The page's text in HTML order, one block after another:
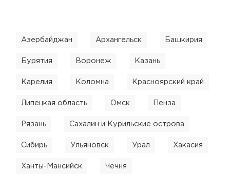
Азербайджан Архангельск Башкирия
Бурятия Воронеж Казань
Карелия Коломна Красноярский край
Липецкая область Омск Пенза
Рязань Сахалин и Курильские острова
Сибирь Ульяновск Урал Хакасия
Ханты-Мансийск Чечня